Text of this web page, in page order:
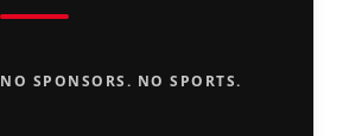
NO SPONSORS. NO SPORTS.